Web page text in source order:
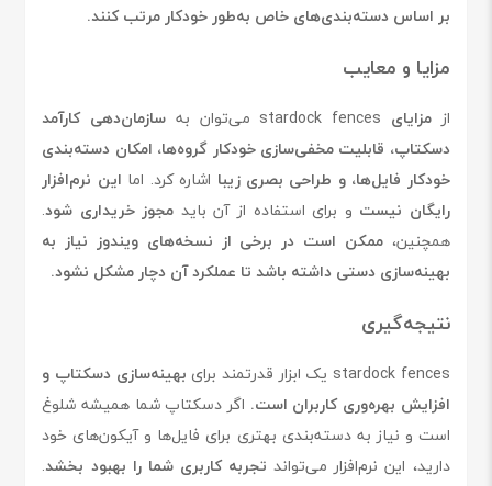
بر اساس دسته‌بندی‌های خاص به‌طور خودکار مرتب کنند.
مزایا و معایب
ازمزایای stardock fences می‌توان به
سازمان‌دهی کارآمد
دسکتاپ، قابلیت مخفی‌سازی خودکار گروه‌ها، امکان دسته‌بندی
خودکار فایل‌ها، و طراحی بصری زیبا اشاره کرد. اما این نرم‌افزار
رایگان نیست و برای استفاده از آن باید مجوز خریداری شود.
همچنین،ممکن است در برخی از نسخه‌های ویندوز نیاز به
بهینه‌سازی دستی داشته باشد تا عملکرد آن دچار مشکل نشود.
نتیجه‌گیری
stardock fences یک ابزار قدرتمند برای
بهینه‌سازی دسکتاپ و
افزایش بهره‌وری کاربران است. اگر دسکتاپ شما همیشه شلوغ
است و نیاز به دسته‌بندی بهتری برای فایل‌ها و آیکون‌های خود
دارید، این نرم‌افزار می‌تواند تجربه کاربری شما را بهبود بخشد.